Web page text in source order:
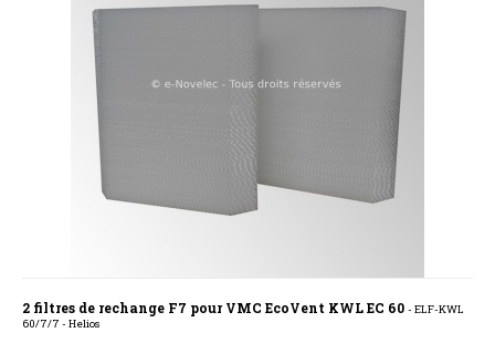
2 filtres de rechange F7 pour VMC EcoVent KWL EC 60 - ELF-KWL
60/7/7 - Helios